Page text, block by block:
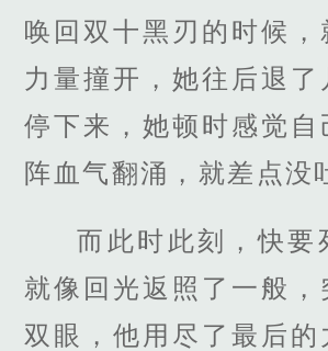
唤回双十黑刃的时候，
力量撞开，她往后退了
停下来，她顿时感觉自
阵血气翻涌，就差点没
而此时此刻，快要
就像回光返照了一般，
双眼，他用尽了最后的